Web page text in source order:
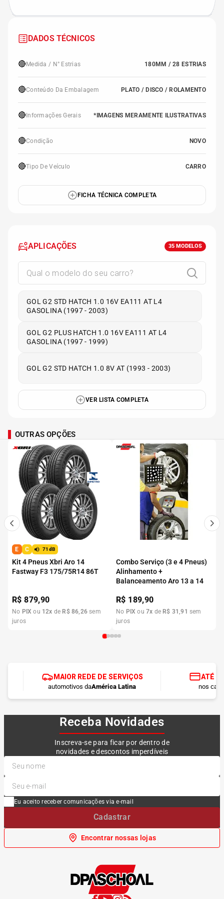
DADOS TÉCNICOS
🔴 Medida / N° Estrias 180MM / 28 ESTRIAS
🔴Conteúdo Da Embalagem PLATO / DISCO / ROLAMENTO
🔴 Informações Gerais *IMAGENS MERAMENTE ILUSTRATIVAS
🔴Condição NOVO
🔴Tipo De Veículo CARRO
FICHA TÉCNICA COMPLETA
APLICAÇÕES 35 MODELOS
GOL G2 STD HATCH 1.0 16V EA111 AT L4
GASOLINA (1997 - 2003)
GOL G2 PLUS HATCH 1.0 16V EA111 AT L4
GASOLINA (1997 - 1999)
GOL G2 STD HATCH 1.0 8V AT (1993 - 2003)
VER LISTA COMPLETA
OUTRAS OPÇÕES
E C 71dB
Kit 4 Pneus Xbri Aro 14
Fastway F3 175/75R14 86T
R$879,90
No PIX ou 12x de R$ 86,26 sem
juros
Combo Serviço (3 e 4 Pneus)
Alinhamento +
Balanceamento Aro 13 a 14
R$ 189,90
No PIX ou7x de R$ 31 ,91 sem
juros
MAIOR REDE DE SERVIÇOS
automotivos daAmérica Latina
ATÉ
nos
Receba Novidades
Inscreva-se para ficar por dentro de
novidades e descontos imperdíveis
Eu aceito receber comunicações via e-mail
Cadastrar
Encontrar nossas lojas